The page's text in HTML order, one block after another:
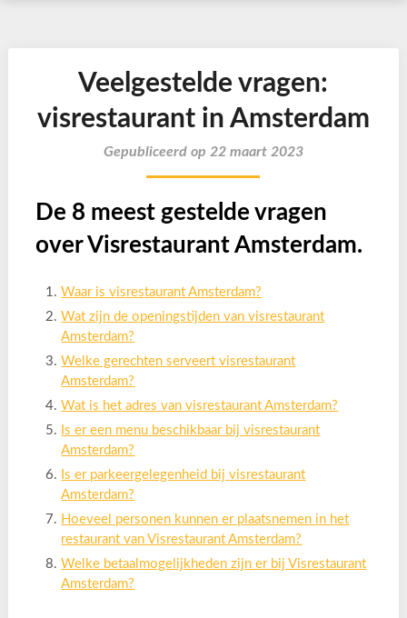
Veelgestelde vragen:
visrestaurant in Amsterdam
Gepubliceerd op 22 maart 2023
De 8 meest gestelde vragen
over Visrestaurant Amsterdam.
Waar is visrestaurant Amsterdam?
Wat zijn de openingstijden van visrestaurant
Amsterdam?
Welke gerechten serveert visrestaurant
Amsterdam?
Wat is het adres van visrestaurant Amsterdam?
Is er een menu beschikbaar bij visrestaurant
Amsterdam?
Is er parkeergelegenheid bij visrestaurant
Amsterdam?
Hoeveel personen kunnen er plaatsnemen in het
restaurant van Visrestaurant Amsterdam?
Welke betaalmogelijkheden zijn er bij Visrestaurant
Amsterdam?